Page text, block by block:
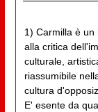
1) Carmilla è un
alla critica
culturale,
riassumibile
cultura
E' esente da